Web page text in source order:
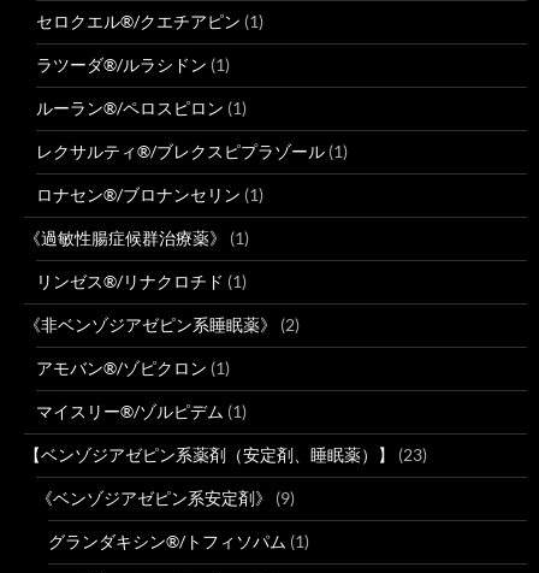
セロクエル®/クエチアピン (1)
ラツーダ®/ルラシドン (1)
ルーラン®/ペロスピロン (1)
レクサルティ®/ブレクスピプラゾール (1)
ロナセン®/ブロナンセリン (1)
《過敏性腸症候群治療薬》 (1)
リンゼス®/リナクロチド (1)
《非ベンゾジアゼピン系睡眠薬》 (2)
アモバン®/ゾピクロン (1)
マイスリー®/ゾルピデム (1)
【ベンゾジアゼピン系薬剤（安定剤、睡眠薬）】 (23)
《ベンゾジアゼピン系安定剤》 (9)
グランダキシン®/トフィソパム (1)